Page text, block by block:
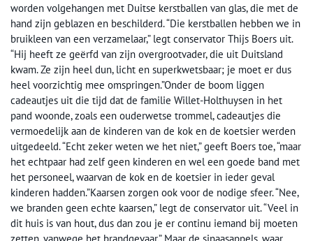
worden volgehangen met Duitse kerstballen van glas, die met de
hand zijn geblazen en beschilderd. “Die kerstballen hebben we in
bruikleen van een verzamelaar,” legt conservator Thijs Boers uit.
“Hij heeft ze geërfd van zijn overgrootvader, die uit Duitsland
kwam. Ze zijn heel dun, licht en superkwetsbaar; je moet er dus
heel voorzichtig mee omspringen.”Onder de boom liggen
cadeautjes uit die tijd dat de familie Willet-Holthuysen in het
pand woonde, zoals een ouderwetse trommel, cadeautjes die
vermoedelijk aan de kinderen van de kok en de koetsier werden
uitgedeeld. “Echt zeker weten we het niet,” geeft Boers toe, “maar
het echtpaar had zelf geen kinderen en wel een goede band met
het personeel, waarvan de kok en de koetsier in ieder geval
kinderen hadden.”Kaarsen zorgen ook voor de nodige sfeer. “Nee,
we branden geen echte kaarsen,” legt de conservator uit. “Veel in
dit huis is van hout, dus dan zou je er continu iemand bij moeten
zetten, vanwege het brandgevaar.” Maar de sinaasappels, waar